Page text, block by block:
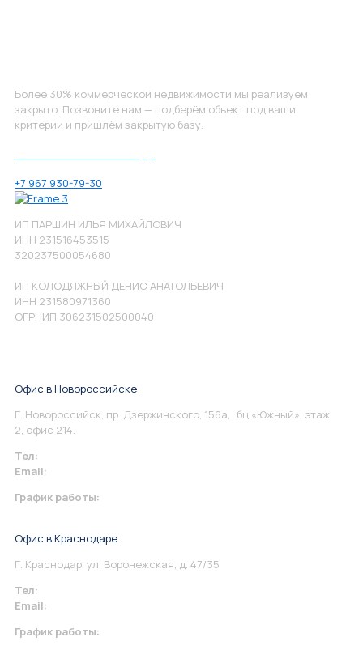
Более 30% коммерческой недвижимости мы реализуем
закрыто. Позвоните нам — подберём объект под ваши
критерии и пришлём закрытую базу.
+7 967 930-79-30
ИП ПАРШИН ИЛЬЯ МИХАЙЛОВИЧ
ИНН 231516453515
320237500054680
ИП КОЛОДЯЖНЫЙ ДЕНИС АНАТОЛЬЕВИЧ
ИНН 231580971360
ОГРНИП 306231502500040
Офис в Новороссийске
Г. Новороссийск, пр. Дзержинского, 156а, бц «Южный», этаж
2, офис 214.
Тел:
Email:
График работы:
Офис в Краснодаре
Г. Краснодар, ул. Воронежская, д. 47/35
Тел:
Email:
График работы: